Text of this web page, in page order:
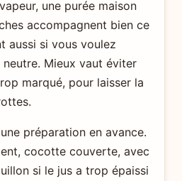
une purée maison
accompagnent bien ce
aussi si vous voulez
Mieux vaut éviter
marqué, pour laisser la
préparation en avance.
cocotte couverte, avec
si le jus a trop épaissi